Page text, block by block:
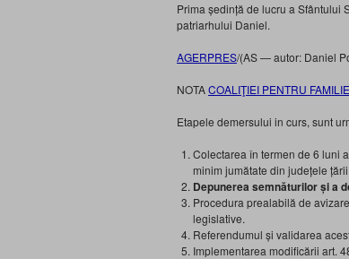
Prima ședință de lucru a Sfântului
patriarhului Daniel.
AGERPRES/(AS — autor: Daniel
NOTACOALIŢIEI PENTRU FAMILIE
Etapele demersului in curs, sunt
Colectarea în termen de 6 luni
minim jumătate din județele
Depunerea semnăturilor și a
Procedura prealabilă de
legislative.
Referendumul și validarea
Implementarea modificării art.